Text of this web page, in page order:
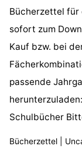
Bücherzettel für
sofort zum
Kauf bzw. bei
passende
Schulbücher
Bücherzettel